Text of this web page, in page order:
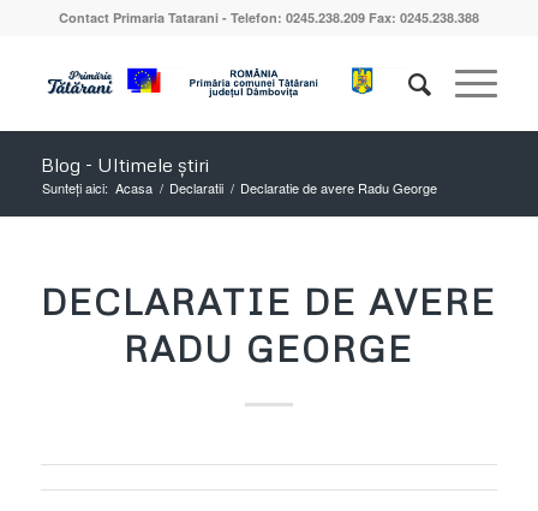
Contact Primaria Tatarani - Telefon: 0245.238.209 Fax: 0245.238.388
Blog - Ultimele știri
Sunteți aici: Acasa / Declaratii / Declaratie de avere Radu George
DECLARATIE DE AVERE
RADU GEORGE